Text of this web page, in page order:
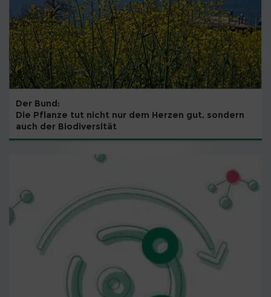
Der Bund:
Die Pflanze tut nicht nur dem Herzen gut, sondern
auch der Biodiversität